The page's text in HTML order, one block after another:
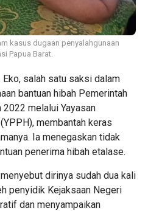
kasus dugaan penyalahgunaan
Papua Barat.
salah satu saksi dalam
bantuan hibah Pemerintah
melalui Yayasan
membantah keras
Ia menegaskan tidak
penerima hibah etalase.
dirinya sudah dua kali
penyidik Kejaksaan Negeri
dan menyampaikan